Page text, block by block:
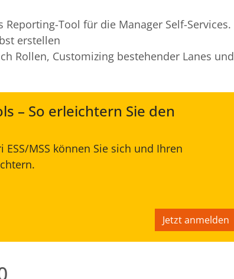
Tool für die Manager Self-Services.
erstellen
Rollen, Customizing bestehender Lanes und
– So erleichtern Sie den
MSS können Sie sich und Ihren
Jetzt anmelden